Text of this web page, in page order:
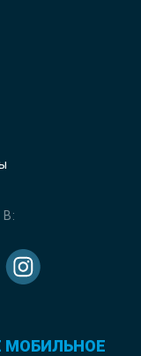
МОБИЛЬНОЕ